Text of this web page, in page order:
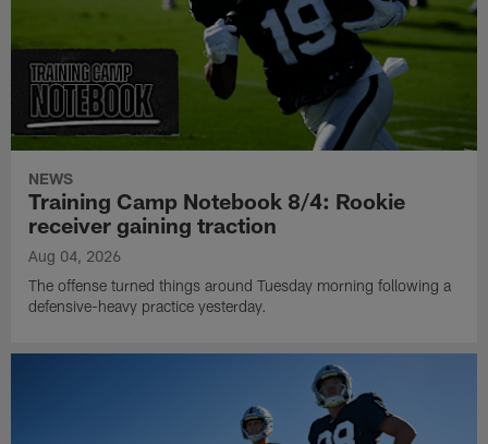
NEWS
Training Camp Notebook 8/4: Rookie
receiver gaining traction
Aug 04, 2026
The offense turned things around Tuesday morning following a
defensive-heavy practice yesterday.